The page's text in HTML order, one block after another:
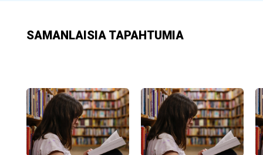
SAMANLAISIA TAPAHTUMIA